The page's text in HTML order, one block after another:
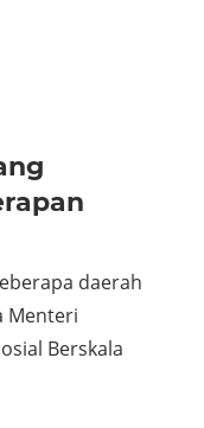
daerah
Menteri
Berskala